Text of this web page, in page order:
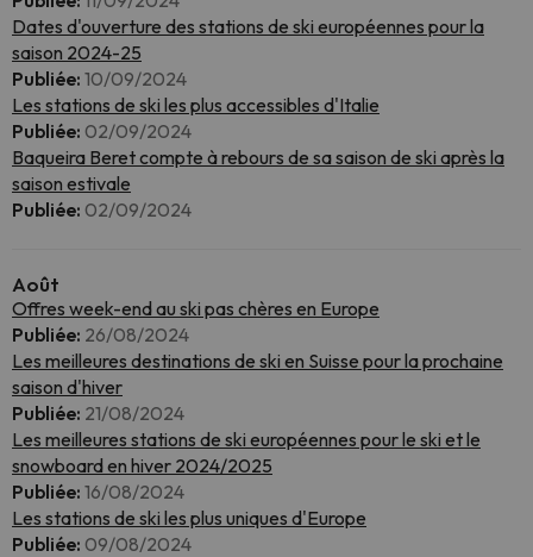
Dates d'ouverture des stations de ski européennes pour la
saison 2024-25
Publiée: 10/09/2024
Les stations de ski les plus accessibles d'Italie
Publiée: 02/09/2024
Baqueira Beret compte à rebours de sa saison de ski après la
saison estivale
Publiée: 02/09/2024
Août
Offres week-end au ski pas chères en Europe
Publiée: 26/08/2024
Les meilleures destinations de ski en Suisse pour la prochaine
saison d'hiver
Publiée: 21/08/2024
Les meilleures stations de ski européennes pour le ski et le
snowboard en hiver 2024/2025
Publiée: 16/08/2024
Les stations de ski les plus uniques d'Europe
Publiée: 09/08/2024